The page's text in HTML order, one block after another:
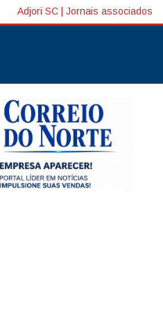
Adjori SC Jornais associados